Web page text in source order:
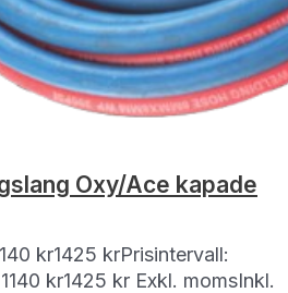
Oxy/Ace kapade
kr1425 krPrisintervall:
kr1425 kr Exkl. momsInkl.